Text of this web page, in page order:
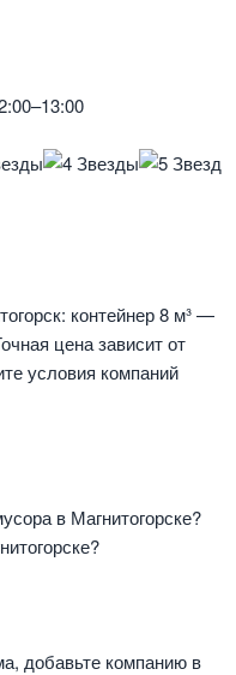
контейнер 8 м³ —
цена зависит от
условия компаний
в Магнитогорске?
добавьте компанию в